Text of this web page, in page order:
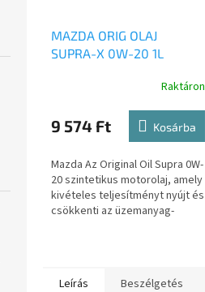
MAZDA ORIG OLAJ
SUPRA-X 0W-20 1L
Raktáron
9 574 Ft Kosárba
Mazda Az Original Oil Supra 0W-
20 szintetikus motorolaj, amely
kivételes teljesítményt nyújt és
csökkenti az üzemanyag-
Leírás Beszélgetés